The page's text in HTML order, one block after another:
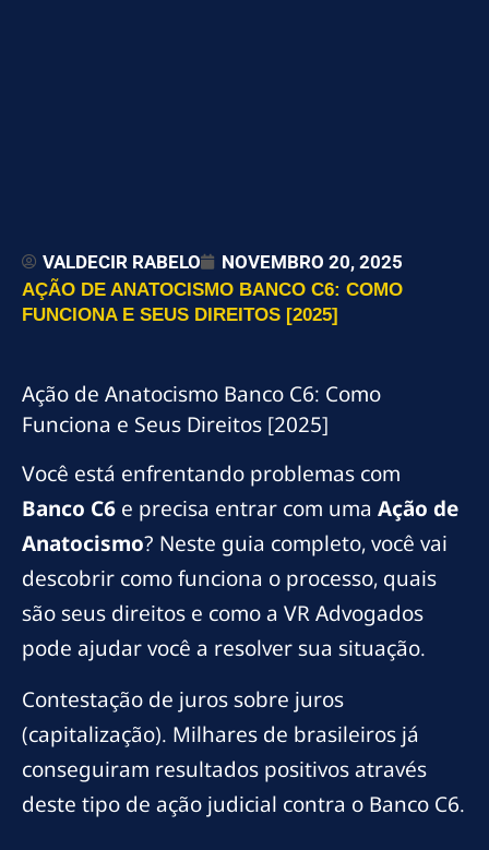
VALDECIR RABELO NOVEMBRO 20, 2025
AÇÃO DE ANATOCISMO BANCO C6: COMO
FUNCIONA E SEUS DIREITOS [2025]
Ação de Anatocismo Banco C6: Como
Funciona e Seus Direitos [2025]
Você está enfrentando problemas com
Banco C6 e precisa entrar com uma Ação de
Anatocismo? Neste guia completo, você vai
descobrir como funciona o processo, quais
são seus direitos e como a VR Advogados
pode ajudar você a resolver sua situação.
Contestação de juros sobre juros
(capitalização). Milhares de brasileiros já
conseguiram resultados positivos através
deste tipo de ação judicial contra o Banco C6.